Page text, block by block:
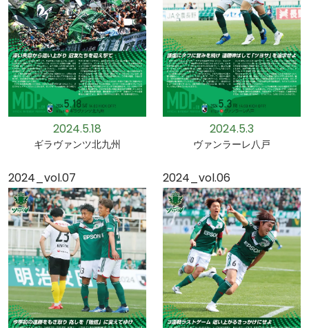
2024.5.18
ギラヴァンツ北九州
2024.5.3
ヴァンラーレ八戸
2024_vol.07 2024_vol.06